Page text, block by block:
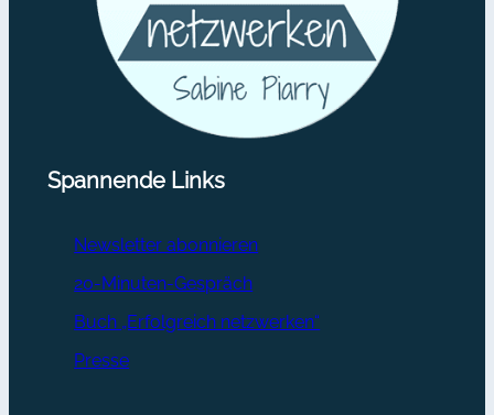
Spannende Links
Newsletter abonnieren
20-Minuten-Gespräch
Buch „Erfolgreich netzwerken“
Presse